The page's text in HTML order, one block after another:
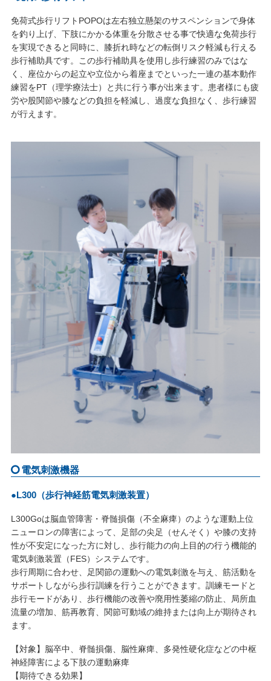
免荷式歩行リフトPOPOは左右独立懸架のサスペンションで身体
を釣り上げ、下肢にかかる体重を分散させる事で快適な免荷歩行
を実現できると同時に、膝折れ時などの転倒リスク軽減も行える
歩行補助具です。この歩行補助具を使用し歩行練習のみではな
く、座位からの起立や立位から着座までといった一連の基本動作
練習をPT（理学療法士）と共に行う事が出来ます。患者様にも疲
労や股関節や膝などの負担を軽減し、過度な負担なく、歩行練習
が行えます。
電気刺激機器
●L300（歩行神経筋電気刺激装置）
L300Goは脳血管障害・脊髄損傷（不全麻痺）のような運動上位
ニューロンの障害によって、足部の尖足（せんそく）や膝の支持
性が不安定になった方に対し、歩行能力の向上目的の行う機能的
電気刺激装置（FES）システムです。
歩行周期に合わせ、足関節の運動への電気刺激を与え、筋活動を
サポートしながら歩行訓練を行うことができます。訓練モードと
歩行モードがあり、歩行機能の改善や廃用性萎縮の防止、局所血
流量の増加、筋再教育、関節可動域の維持または向上が期待され
ます。
【対象】脳卒中、脊髄損傷、脳性麻痺、多発性硬化症などの中枢
神経障害による下肢の運動麻痺
【期待できる効果】